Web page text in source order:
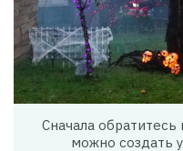
Сначала
можно создать